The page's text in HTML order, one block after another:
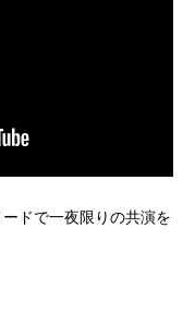
ドで一夜限りの共演を